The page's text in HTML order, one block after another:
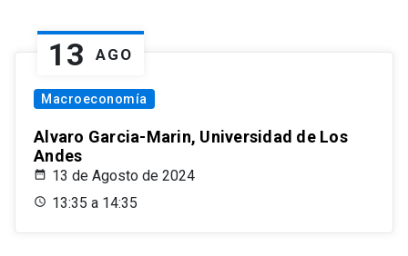
13 AGO
Macroeconomía
Alvaro Garcia-Marin, Universidad de Los
Andes
13 de Agosto de 2024
13:35 a 14:35